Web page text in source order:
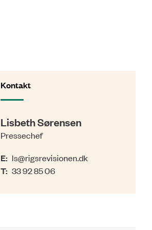
Kontakt
Lisbeth Sørensen
Pressechef
E: ls@rigsrevisionen.dk
T: 33 92 85 06